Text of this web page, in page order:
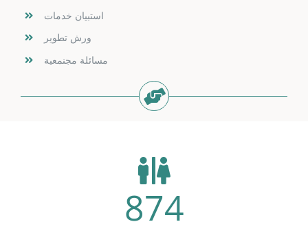
استبيان خدمات
ورش تطوير
مسائلة مجنمعية
874